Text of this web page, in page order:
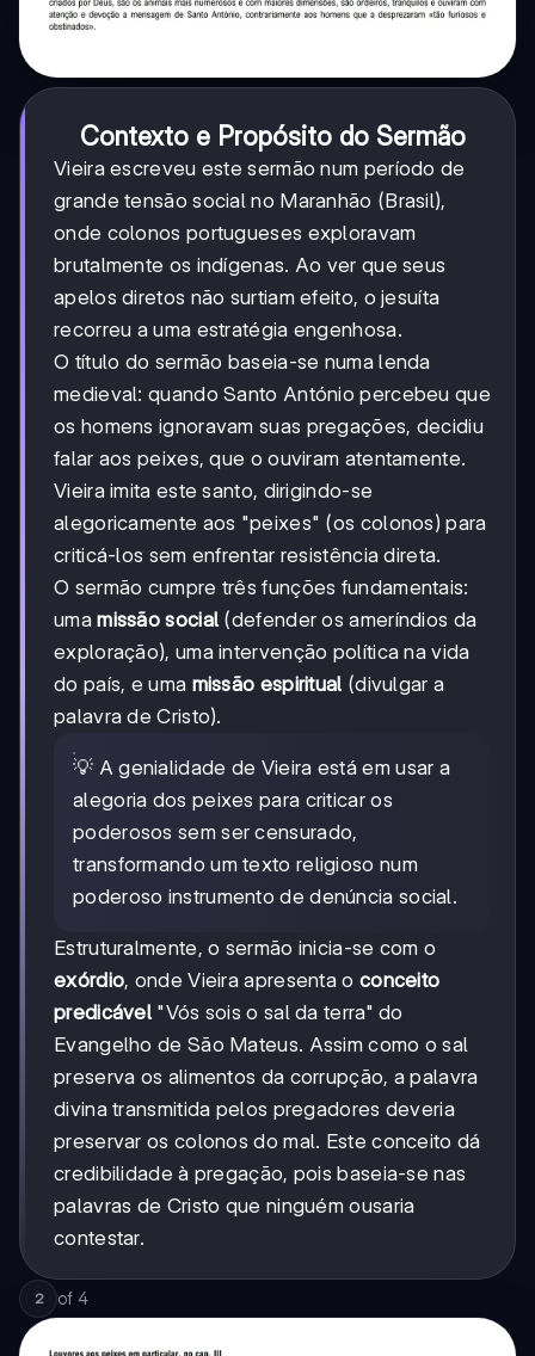
Contexto e Propósito do Sermão
Vieira escreveu este sermão num período de
grande tensão social no Maranhão (Brasil),
onde colonos portugueses exploravam
brutalmente os indígenas. Ao ver que seus
apelos diretos não surtiam efeito, o jesuíta
recorreu a uma estratégia engenhosa.
O título do sermão baseia-se numa lenda
medieval: quando Santo António percebeu que
os homens ignoravam suas pregações, decidiu
falar aos peixes, que o ouviram atentamente.
Vieira imita este santo, dirigindo-se
alegoricamente aos "peixes" (os colonos) para
criticá-los sem enfrentar resistência direta.
O sermão cumpre três funções fundamentais:
umamissão social (defender os ameríndios da
exploração), uma intervenção política na vida
do país, e uma missão espiritual (divulgar a
palavra de Cristo).
💡 A genialidade de Vieira está em usar a
alegoria dos peixes para criticar os
poderosos sem ser censurado,
transformando um texto religioso num
poderoso instrumento de denúncia social.
Estruturalmente, o sermão inicia-se com o
exórdio, onde Vieira apresenta o conceito
predicável "Vós sois o sal da terra" do
Evangelho de São Mateus. Assim como o sal
preserva os alimentos da corrupção, a palavra
divina transmitida pelos pregadores deveria
preservar os colonos do mal. Este conceito dá
credibilidade à pregação, pois baseia-se nas
palavras de Cristo que ninguém ousaria
contestar.
2 of 4